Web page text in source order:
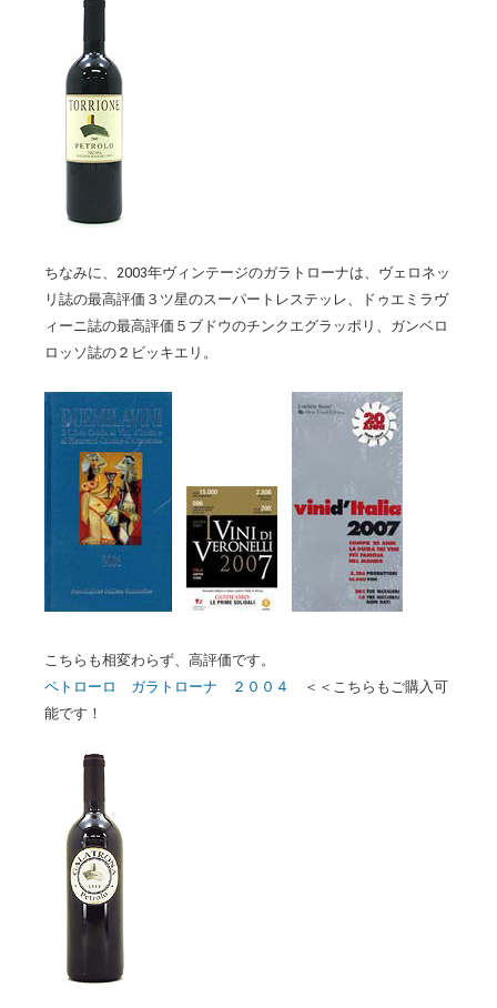
ちなみに、2003年ヴィンテージのガラトローナは、ヴェロネッ
リ誌の最高評価３ツ星のスーパートレステッレ、ドゥエミラヴ
ィーニ誌の最高評価５ブドウのチンクエグラッポリ、ガンベロ
ロッソ誌の２ビッキエリ。
こちらも相変わらず、高評価です。
ペトローロ ガラトローナ ２００４
＜＜こちらもご購入可
能です！